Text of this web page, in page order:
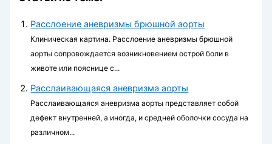
Расслоение аневризмы брюшной аорты
Клиническая картина. Расслоение аневризмы брюшной
аорты сопро­вождается возникновением острой боли в
животе или пояснице с...
Расслаивающаяся аневризма аорты
Расслаивающаяся аневризма аорты представляет собой
дефект внутренней, а иногда, и средней оболочки сосуда на
различном...